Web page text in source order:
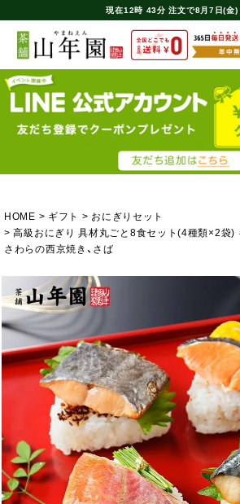
現在12時 43分 注文で8月7日(金)
HOME ギフト
おにぎりセット
高級おにぎり 具材丸ごと8食セット(4種類×2袋)
さわらの西京焼き、さば